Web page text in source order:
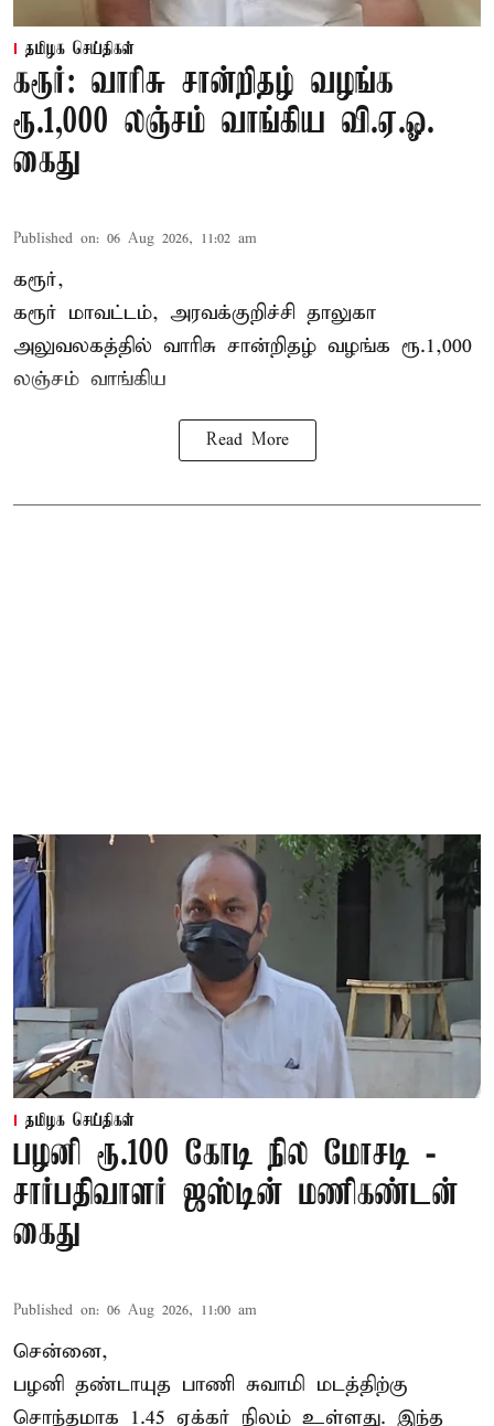
தமிழக செய்திகள்
கரூர்: வாரிசு சான்றிதழ் வழங்க
ரூ.1,000 லஞ்சம் வாங்கிய வி.ஏ.ஓ.
கைது
Published on: 06 Aug 2026, 11:02 am
கரூர்,
கரூர் மாவட்டம், அரவக்குறிச்சி தாலுகா
அலுவலகத்தில் வாரிசு சான்றிதழ் வழங்க ரூ.1,000
லஞ்சம் வாங்கிய
Read More
தமிழக செய்திகள்
பழனி ரூ.100 கோடி நில மோசடி -
சார்பதிவாளர் ஜஸ்டின் மணிகண்டன்
கைது
Published on: 06 Aug 2026, 11:00 am
சென்னை,
பழனி தண்டாயுத பாணி சுவாமி மடத்திற்கு
சொந்தமாக 1.45 ஏக்கர் நிலம் உள்ளது. இந்த